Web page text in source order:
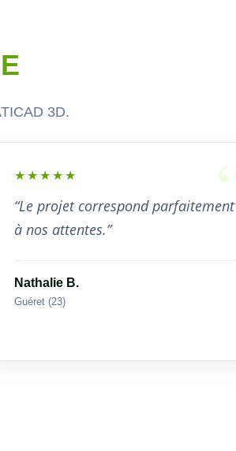
3D.
★★★★★
“Le projet correspond parfaitement
à nos attentes.”
Nathalie B.
Guéret (23)